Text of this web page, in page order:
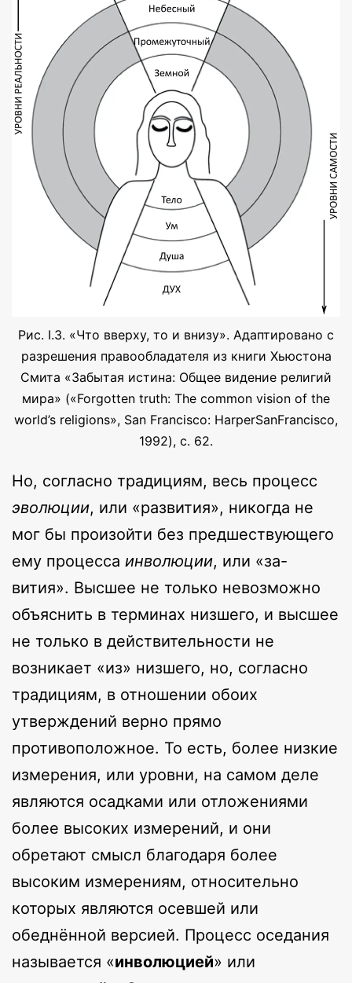
Рис. I.3. «Что вверху, то и внизу». Адаптировано с
разрешения правообладателя из книги Хьюстона
Смита «Забытая истина: Общее видение религий
мира» («Forgotten truth: The common vision of the
world’s religions», San Francisco: HarperSanFrancisco,
1992), с. 62.
Но, согласно традициям, весь процесс
эволюции, или «развития», никогда не
мог бы произойти без предшествующего
ему процесса инволюции, или «за-
вития». Высшее не только невозможно
объяснить в терминах низшего, и высшее
не только в действительности не
возникает «из» низшего, но, согласно
традициям, в отношении обоих
утверждений верно прямо
противоположное. То есть, более низкие
измерения, или уровни, на самом деле
являются осадками или отложениями
более высоких измерений, и они
обретают смысл благодаря более
высоким измерениям, относительно
которых являются осевшей или
обеднённой версией. Процесс оседания
называется «инволюцией» или